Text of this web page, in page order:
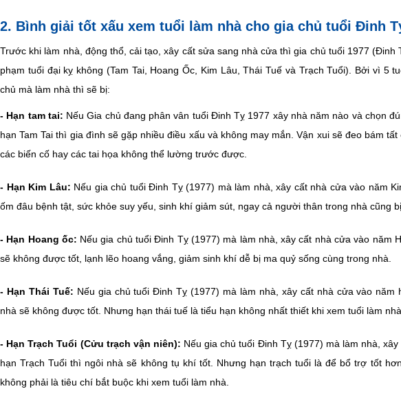
2. Bình giải tốt xấu xem tuổi làm nhà cho gia chủ tuổi Đinh
Trước khi làm nhà, động thổ, cải tạo, xây cất sửa sang nhà cửa thì gia chủ tuổi 1977 (Đinh
phạm tuổi đại kỵ không (Tam Tai, Hoang Ốc, Kim Lâu, Thái Tuế và Trạch Tuổi). Bởi vì 5
chủ mà làm nhà thì sẽ bị:
- Hạn tam tai: Nếu Gia chủ đang phân vân tuổi Đinh Tỵ 1977 xây nhà năm nào và chọn
hạn Tam Tai thì gia đình sẽ gặp nhiều điều xấu và không may mắn. Vận xui sẽ đeo bám
các biến cố hay các tai họa không thể lường trước được.
- Hạn Kim Lâu: Nếu gia chủ tuổi Đinh Tỵ (1977) mà làm nhà, xây cất nhà cửa vào năm
ốm đâu bệnh tật, sức khỏe suy yếu, sinh khí giảm sút, ngay cả người thân trong nhà cũng
- Hạn Hoang ốc: Nếu gia chủ tuổi Đinh Tỵ (1977) mà làm nhà, xây cất nhà cửa vào năm
sẽ không được tốt, lạnh lẽo hoang vắng, giảm sinh khí dễ bị ma quỷ sống cùng trong nhà.
- Hạn Thái Tuế: Nếu gia chủ tuổi Đinh Tỵ (1977) mà làm nhà, xây cất nhà cửa vào năm
nhà sẽ không được tốt. Nhưng hạn thái tuế là tiểu hạn không nhất thiết khi xem tuổi làm
- Hạn Trạch Tuổi (Cửu trạch vận niên): Nếu gia chủ tuổi Đinh Tỵ (1977) mà làm nhà,
hạn Trạch Tuổi thì ngôi nhà sẽ không tụ khí tốt. Nhưng hạn trạch tuổi là để bổ trợ tốt
không phải là tiêu chí bắt buộc khi xem tuổi làm nhà.